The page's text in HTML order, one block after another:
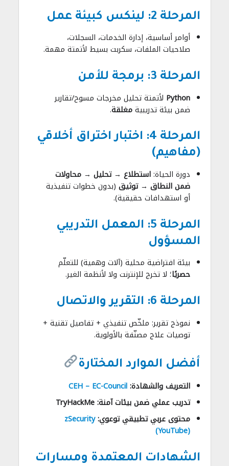
المرحلة 2: لينكس كبيئة عمل
أوامر أساسية، إدارة الخدمات، السجلات،
صلاحيات الملفات، سكربت بسيط لأتمتة مهمة.
المرحلة 3: برمجة للأمن
Python لأتمتة تحليل مخرجات مسوح/تقارير
ضمن بيئة تدريبيةمغلقة.
المرحلة 4: اختبار اختراق أخلاقي
(مفاهيم)
دورة الحياة:استطلاع → تحليل → محاولات
ضمن النطاق → توثيق (بدون خطوات تنفيذية
أو استهدافات حقيقية).
المرحلة 5: المعمل التدريبي
المسؤول
بيئة افتراضية محلية (آلات وهمية) للتعلّم
حصريًا؛ لا تخرج للإنترنت ولا لأنظمة الغير.
المرحلة 6: التقرير والاتصال
نموذج تقرير: ملخّص تنفيذي + تفاصيل تقنية +
توصيات علاج مصنّفة بالأولوية.
أفضل الموارد المختارة
التعريف والشهادة: CEH – EC-Council
تدريب عملي ضمن بيئات آمنة: TryHackMe
محتوى عربي تطبيقي توعوي: zSecurity
(YouTube)
الشهادات المعتمدة ومسارات